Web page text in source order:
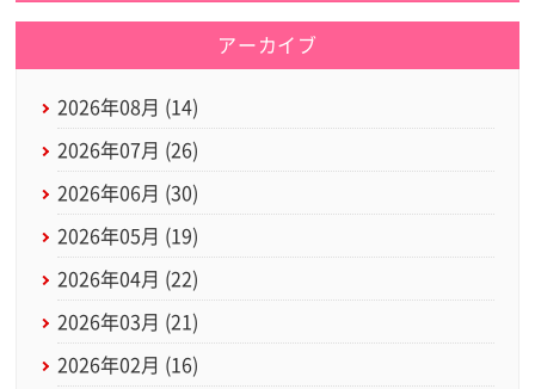
アーカイブ
2026年08月 (14)
2026年07月 (26)
2026年06月 (30)
2026年05月 (19)
2026年04月 (22)
2026年03月 (21)
2026年02月 (16)